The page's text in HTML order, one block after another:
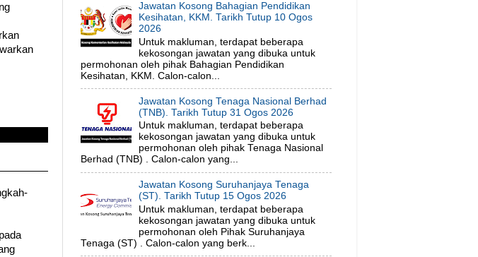
Jawatan Kosong Bahagian Pendidikan
Kesihatan, KKM. Tarikh Tutup 10 Ogos
2026
Untuk makluman, terdapat beberapa
kekosongan jawatan yang dibuka untuk
permohonan oleh pihak Bahagian Pendidikan
Kesihatan, KKM. Calon-calon...
Jawatan Kosong Tenaga Nasional Berhad
(TNB). Tarikh Tutup 31 Ogos 2026
Untuk makluman, terdapat beberapa
kekosongan jawatan yang dibuka untuk
permohonan oleh pihak Tenaga Nasional
Berhad (TNB) . Calon-calon yang...
Jawatan Kosong Suruhanjaya Tenaga
(ST). Tarikh Tutup 15 Ogos 2026
Untuk makluman, terdapat beberapa
kekosongan jawatan yang dibuka untuk
permohonan oleh Pihak Suruhanjaya
Tenaga (ST) . Calon-calon yang berk...